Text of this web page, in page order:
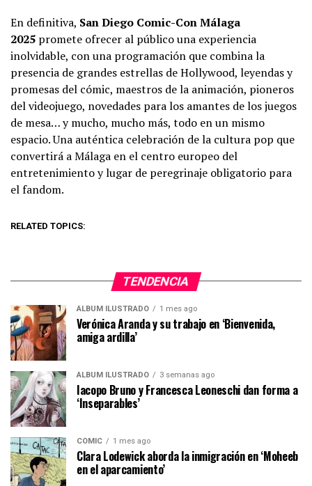
En definitiva, San Diego Comic-Con Málaga
2025 promete ofrecer al público una experiencia
inolvidable, con una programación que combina la
presencia de grandes estrellas de Hollywood, leyendas y
promesas del cómic, maestros de la animación, pioneros
del videojuego, novedades para los amantes de los juegos
de mesa… y mucho, mucho más, todo en un mismo
espacio. Una auténtica celebración de la cultura pop que
convertirá a Málaga en el centro europeo del
entretenimiento y lugar de peregrinaje obligatorio para
el fandom.
RELATED TOPICS:
TENDENCIA
ÁLBUM ILUSTRADO 1 mes ago
Verónica Aranda y su trabajo en ‘Bienvenida,
amiga ardilla’
ÁLBUM ILUSTRADO 3 semanas ago
Iacopo Bruno y Francesca Leoneschi dan forma a
‘Inseparables’
CÓMIC 1 mes ago
Clara Lodewick aborda la inmigración en ‘Moheeb
en el aparcamiento’